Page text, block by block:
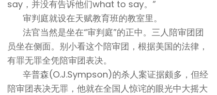
say，并没有告诉他们what to say。”
审判庭就设在天赋教育班的教室里。
法官当然是坐在“审判庭”的正中。三人陪审团团
员坐在侧面。别小看这个陪审团，根据美国的法律，
有罪无罪全凭陪审团表决。
辛普森(O.J.Sympson)的杀人案证据颇多，但经
陪审团表决无罪，他就在全国人惊诧的眼光中大摇大